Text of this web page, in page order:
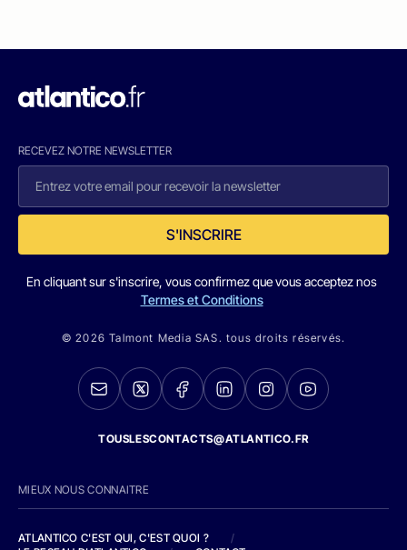
RECEVEZ NOTRE NEWSLETTER
S'INSCRIRE
En cliquant sur s'inscrire, vous confirmez que vous acceptez nos
Termes et Conditions
© 2026 Talmont Media SAS. tous droits réservés.
TOUSLESCONTACTS@ATLANTICO.FR
MIEUX NOUS CONNAITRE
ATLANTICO C'EST QUI, C'EST QUOI ?
/